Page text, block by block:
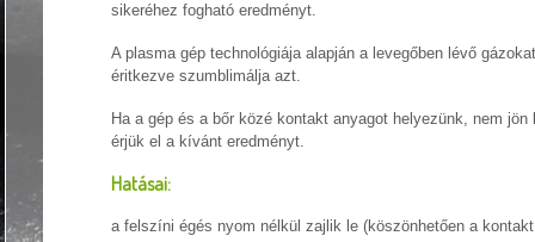
sikeréhez fogható eredményt.
A plasma gép technológiája alapján a levegőben lévő
éritkezve szumblimálja azt.
Ha a gép és a bőr közé kontakt anyagot helyezünk, nem
érjük el a kívánt eredményt.
Hatásai:
a felszíni égés nyom nélkül zajlik le (köszönhetően a